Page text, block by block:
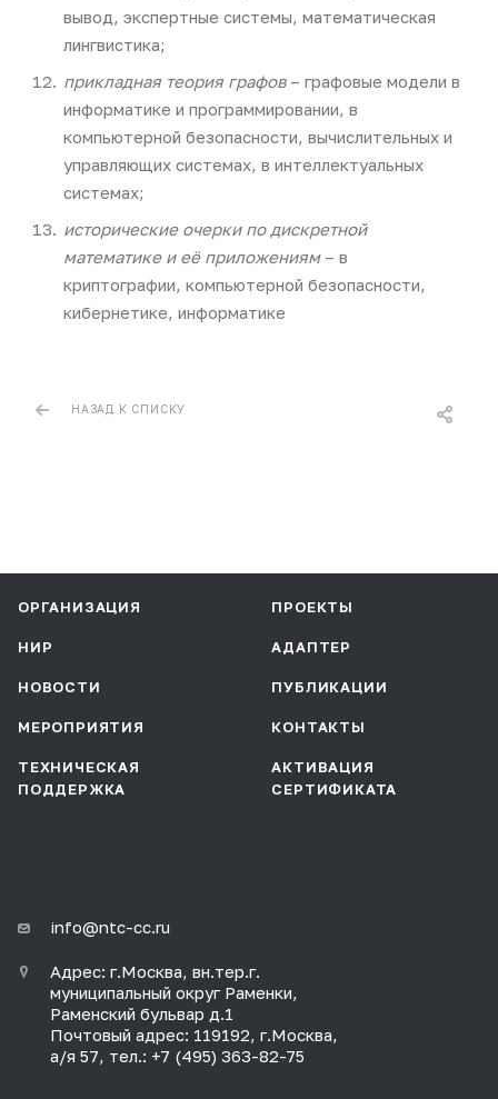
вывод, экспертные системы, математическая
лингвистика;
прикладная теория графов– графовые модели в
информатике и программировании, в
компьютерной безопасности, вычислительных и
управляющих системах, в интеллектуальных
системах;
исторические очерки по дискретной
математике и её приложениям– в
криптографии, компьютерной безопасности,
кибернетике, информатике
НАЗАД К СПИСКУ
ОРГАНИЗАЦИЯ ПРОЕКТЫ
НИР АДАПТЕР
НОВОСТИ ПУБЛИКАЦИИ
МЕРОПРИЯТИЯ КОНТАКТЫ
ТЕХНИЧЕСКАЯ
ПОДДЕРЖКА
АКТИВАЦИЯ
СЕРТИФИКАТА
info@ntc-cc.ru
Адрес: г.Москва, вн.тер.г.
муниципальный округ Раменки,
Раменский бульвар д.1
Почтовый адрес: 119192, г.Москва,
а/я 57, тел.: +7 (495) 363-82-75